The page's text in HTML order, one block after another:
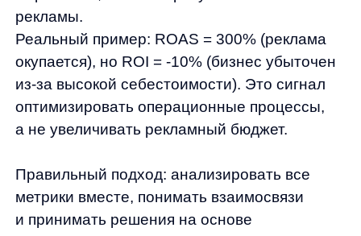
Инновационные решения на базе
искусственного интеллекта — не роскошь,
а необходимость для
конкурентоспособности в современном
eCommerce.
улучшить показатели маркетинга
и увеличить продажи
Any — лидер AI-решений для eCommerce,